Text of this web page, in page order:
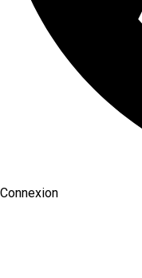
Connexion